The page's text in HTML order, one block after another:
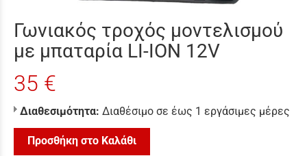
Γωνιακός τροχός μοντελισμού
με μπαταρία LI-ION 12V
35 €
Διαθεσιμότητα: Διαθέσιμο σε έως 1 εργάσιμες μέρες
Προσθήκη στο Καλάθι